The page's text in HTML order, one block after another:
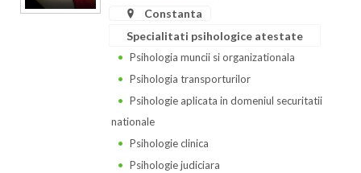
Vrancea
Constanta
Specialitati psihologice atestate
Psihologia muncii si organizationala
Psihologia transporturilor
Psihologie aplicata in domeniul securitatii
nationale
Psihologie clinica
Psihologie judiciara